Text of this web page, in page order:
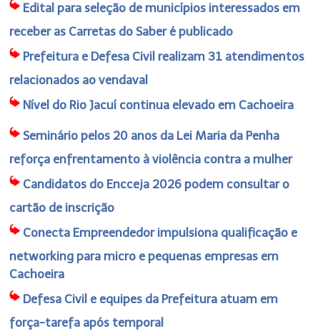
Edital para seleção de municípios interessados em
receber as Carretas do Saber é publicado
Prefeitura e Defesa Civil realizam 31 atendimentos
relacionados ao vendaval
Nível do Rio Jacuí continua elevado em Cachoeira
Seminário pelos 20 anos da Lei Maria da Penha
reforça enfrentamento à violência contra a mulher
Candidatos do Encceja 2026 podem consultar o
cartão de inscrição
Conecta Empreendedor impulsiona qualificação e
networking para micro e pequenas empresas em
Cachoeira
Defesa Civil e equipes da Prefeitura atuam em
força-tarefa após temporal